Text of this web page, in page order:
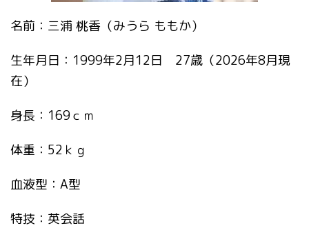
名前：三浦 桃香（みうら ももか）
生年月日：1999年2月12日 27歳（2026年8月現
在）
身長：169ｃｍ
体重：52ｋｇ
血液型：A型
特技：英会話